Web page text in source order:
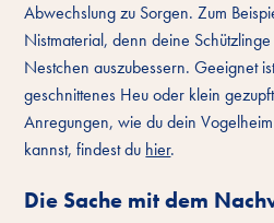
Abwechslung zu Sorgen. Zum
Nistmaterial, denn deine
Nestchen auszubessern. Geeignet
geschnittenes Heu oder klein
Anregungen, wie du dein
kannst, findest du hier.
Die Sache mit dem